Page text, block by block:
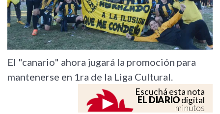
El "canario" ahora jugará la promoción para
mantenerse en 1ra de la Liga Cultural.
Escuchá esta nota
EL DIARIOdigital
minutos